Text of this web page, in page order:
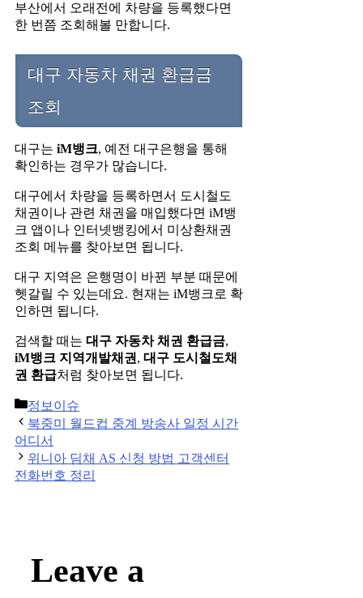
부산에서 오래전에 차량을 등록했다면
한 번쯤 조회해볼 만합니다.
대구 자동차 채권 환급금
조회
대구는 iM뱅크, 예전 대구은행을 통해
확인하는 경우가 많습니다.
대구에서 차량을 등록하면서 도시철도
채권이나 관련 채권을 매입했다면 iM뱅
크 앱이나 인터넷뱅킹에서 미상환채권
조회 메뉴를 찾아보면 됩니다.
대구 지역은 은행명이 바뀐 부분 때문에
헷갈릴 수 있는데요. 현재는 iM뱅크로 확
인하면 됩니다.
검색할 때는 대구 자동차 채권 환급금,
iM뱅크 지역개발채권 , 대구 도시철도채
권 환급처럼 찾아보면 됩니다.
Categories
정보이슈
Post
navigation
북중미 월드컵 중계 방송사 일정 시간
어디서
위니아 딤채 AS 신청 방법 고객센터
전화번호 정리
Leave a